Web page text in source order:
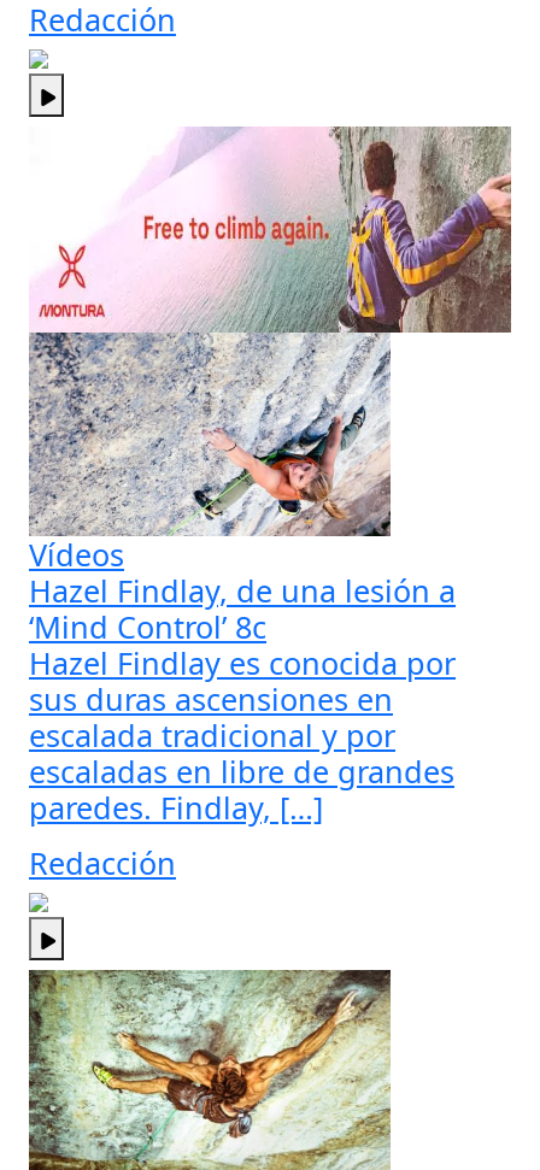
Redacción
Vídeos
Hazel Findlay, de una lesión a
‘Mind Control’ 8c
Hazel Findlay es conocida por
sus duras ascensiones en
escalada tradicional y por
escaladas en libre de grandes
paredes. Findlay, […]
Redacción